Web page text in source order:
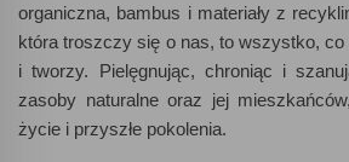
organiczna, bambus i materiały z
która troszczy się o nas, to wszystko, co
i tworzy. Pielęgnując, chroniąc i
zasoby naturalne oraz jej
życie i przyszłe pokolenia.